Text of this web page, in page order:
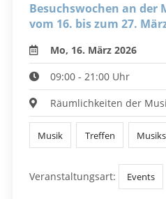
Besuchswochen an der
vom 16. bis zum 27.
Mo, 16. März 2026
09:00 - 21:00 Uhr
Räumlichkeiten der
Musik Treffen
Veranstaltungsart: Events